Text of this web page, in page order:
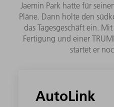
Jaemin Park hatte für
Pläne. Dann holte den
das Tagesgeschäft ein.
Fertigung und einer
startet er
AutoLink